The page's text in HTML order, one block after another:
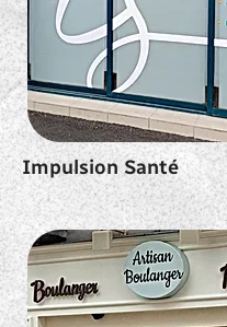
Impulsion Santé